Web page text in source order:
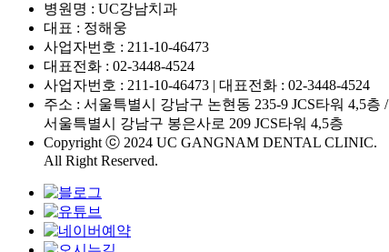
병원명 : UC강남치과
대표 : 정해웅
사업자번호 : 211-10-46473
대표전화 : 02-3448-4524
사업자번호 : 211-10-46473 | 대표전화 : 02-3448-4524
주소 : 서울특별시 강남구 논현동 235-9 JCS타워 4,5층 /
서울특별시 강남구 봉은사로 209 JCS타워 4,5층
Copyright ⓒ 2024 UC GANGNAM DENTAL CLINIC.
All Right Reserved.